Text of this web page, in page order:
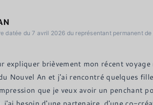
datée du 7 avril 2026 du représentant permanent
expliquer brièvement mon récent
Nouvel An et j'ai rencontré quelques
que je veux avoir un penchant
j'ai besoin d'une partenaire, d'une co-